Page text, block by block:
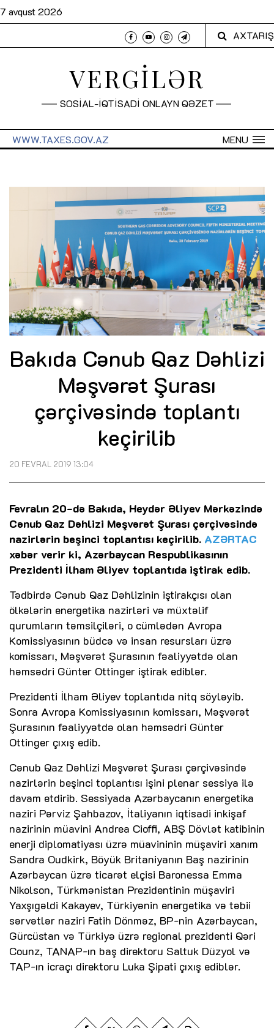
7 avqust 2026
AXTARIŞ
VERGİLƏR
SOSİAL-İQTİSADİ ONLAYN QƏZET
MENU
WWW.TAXES.GOV.AZ
Bakıda Cənub Qaz Dəhlizi
Məşvərət Şurası
çərçivəsində toplantı
keçirilib
20 FEVRAL 2019 13:04
Fevralın 20-də Bakıda, Heydər Əliyev Mərkəzində
Cənub Qaz Dəhlizi Məşvərət Şurası çərçivəsində
nazirlərin beşinci toplantısı keçirilib. AZƏRTAC
xəbər verir ki, Azərbaycan Respublikasının
Prezidenti İlham Əliyev toplantıda iştirak edib.
Tədbirdə Cənub Qaz Dəhlizinin iştirakçısı olan
ölkələrin energetika nazirləri və müxtəlif
qurumların təmsilçiləri, o cümlədən Avropa
Komissiyasının büdcə və insan resursları üzrə
komissarı, Məşvərət Şurasının fəaliyyətdə olan
həmsədri Günter Ottinger iştirak ediblər.
Prezidenti İlham Əliyev toplantıda nitq söyləyib.
Sonra Avropa Komissiyasının komissarı, Məşvərət
Şurasının fəaliyyətdə olan həmsədri Günter
Ottinger çıxış edib.
Cənub Qaz Dəhlizi Məşvərət Şurası çərçivəsində
nazirlərin beşinci toplantısı işini plenar sessiya ilə
davam etdirib. Sessiyada Azərbaycanın energetika
naziri Pərviz Şahbazov, İtaliyanın iqtisadi inkişaf
nazirinin müavini Andrea Cioffi, ABŞ Dövlət katibinin
enerji diplomatiyası üzrə müavininin müşaviri xanım
Sandra Oudkirk, Böyük Britaniyanın Baş nazirinin
Azərbaycan üzrə ticarət elçisi Baronessa Emma
Nikolson, Türkmənistan Prezidentinin müşaviri
Yaxşıgəldi Kakayev, Türkiyənin energetika və təbii
sərvətlər naziri Fatih Dönməz, BP-nin Azərbaycan,
Gürcüstan və Türkiyə üzrə regional prezidenti Qəri
Counz, TANAP-ın baş direktoru Saltuk Düzyol və
TAP-ın icraçı direktoru Luka Şipati çıxış ediblər.